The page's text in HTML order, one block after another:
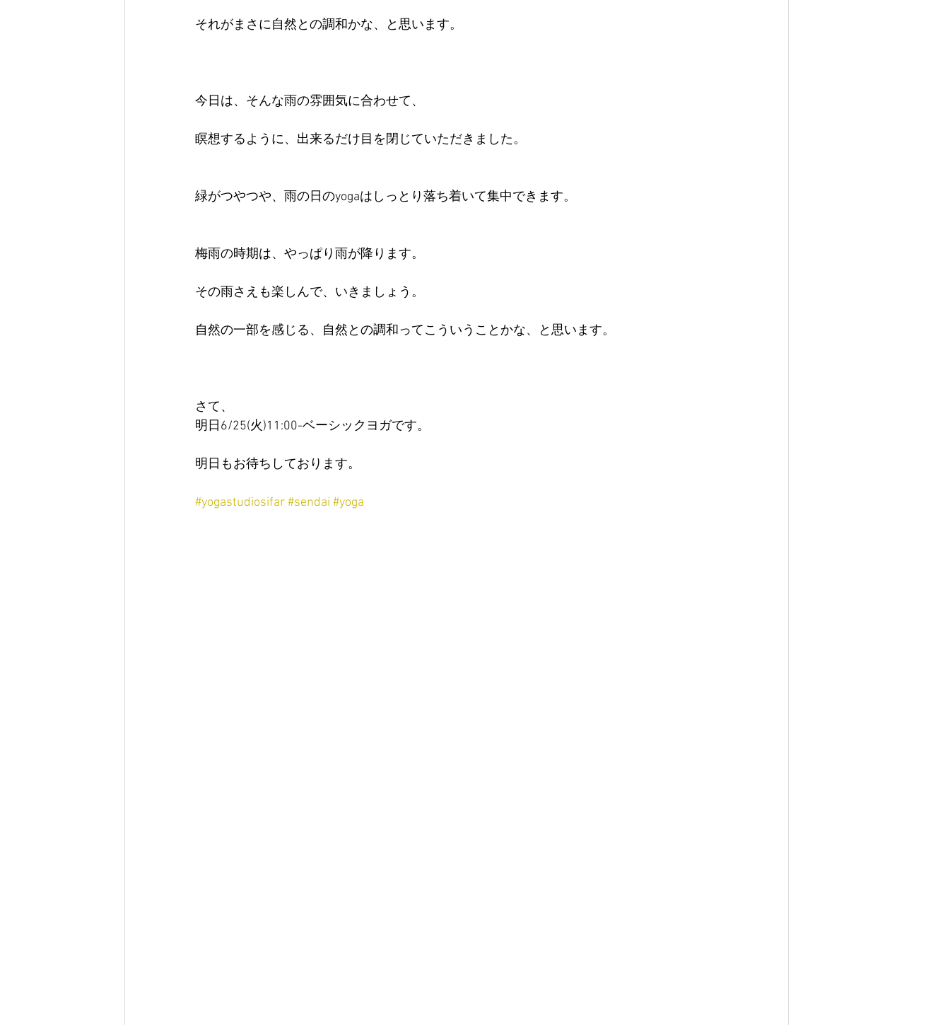
それがまさに自然との調和かな、と思います。
今日は、そんな雨の雰囲気に合わせて、
瞑想するように、出来るだけ目を閉じていただきました。
緑がつやつや、雨の日のyogaはしっとり落ち着いて集中できます。
梅雨の時期は、やっぱり雨が降ります。
その雨さえも楽しんで、いきましょう。
自然の一部を感じる、自然との調和ってこういうことかな、と思います。
さて、
明日6/25(火)11:00-ベーシックヨガです。
明日もお待ちしております。
#yogastudiosifar#sendai #yoga